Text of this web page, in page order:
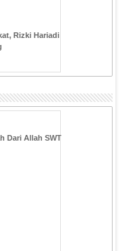
Rizki Hariadi
Dari Allah SWT